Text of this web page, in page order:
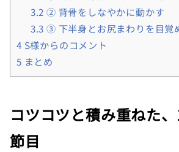
3.2 ② 背骨をしなやかに動かす
3.3 ③ 下半身とお尻まわりを目覚
4 S様からのコメント
5 まとめ
コツコツと積み重ねた
節目